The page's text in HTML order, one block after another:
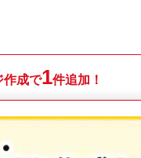
作成で1件追加！